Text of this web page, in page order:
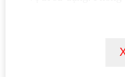
GCK20 5 Móc